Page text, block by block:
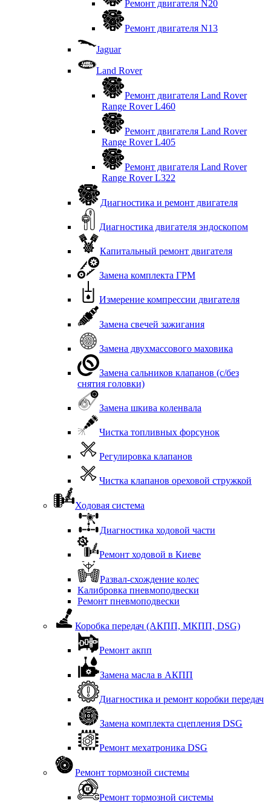
Ремонт двигателя N20
Ремонт двигателя N13
Jaguar
Land Rover
Ремонт двигателя Land Rover
Range Rover L460
Ремонт двигателя Land Rover
Range Rover L405
Ремонт двигателя Land Rover
Range Rover L322
Диагностика и ремонт двигателя
Диагностика двигателя эндоскопом
Капитальный ремонт двигателя
Замена комплекта ГРМ
Измерение компрессии двигателя
Замена свечей зажигания
Замена двухмассового маховика
Замена сальников клапанов (с/без
снятия головки)
Замена шкива коленвала
Чистка топливных форсунок
Регулировка клапанов
Чистка клапанов ореховой стружкой
Ходовая система
Диагностика ходовой части
Ремонт ходовой в Киеве
Развал-схождение колес
Калибровка пневмоподвески
Ремонт пневмоподвески
Коробка передач (АКПП, МКПП, DSG)
Ремонт акпп
Замена масла в АКПП
Диагностика и ремонт коробки передач
Замена комплекта сцепления DSG
Ремонт мехатроника DSG
Ремонт тормозной системы
Ремонт тормозной системы